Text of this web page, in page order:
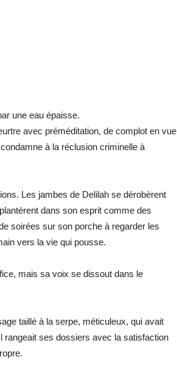
une eau épaisse.
avec préméditation, de complot en vue
à la réclusion criminelle à
Les jambes de Delilah se dérobèrent
dans son esprit comme des
soirées sur son porche à regarder les
vers la vie qui pousse.
mais sa voix se dissout dans le
taillé à la serpe, méticuleux, qui avait
rangeait ses dossiers avec la satisfaction